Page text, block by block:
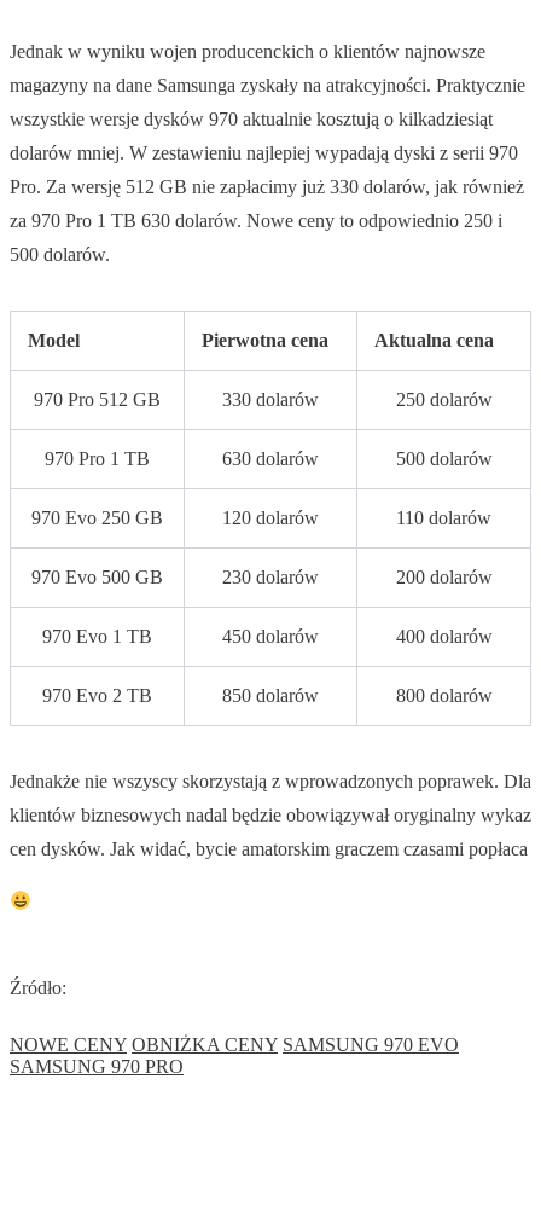
Jednak w wyniku wojen producenckich o klientów najnowsze
magazyny na dane Samsunga zyskały na atrakcyjności. Praktycznie
wszystkie wersje dysków 970 aktualnie kosztują o kilkadziesiąt
dolarów mniej. W zestawieniu najlepiej wypadają dyski z serii 970
Pro. Za wersję 512 GB nie zapłacimy już 330 dolarów, jak również
za 970 Pro 1 TB 630 dolarów. Nowe ceny to odpowiednio 250 i
500 dolarów.
Model Pierwotna cena Aktualna cena
970 Pro 512 GB 330 dolarów 250 dolarów
970 Pro 1 TB 630 dolarów 500 dolarów
970 Evo 250 GB 120 dolarów 110 dolarów
970 Evo 500 GB 230 dolarów 200 dolarów
970 Evo 1 TB 450 dolarów 400 dolarów
970 Evo 2 TB 850 dolarów 800 dolarów
Jednakże nie wszyscy skorzystają z wprowadzonych poprawek. Dla
klientów biznesowych nadal będzie obowiązywał oryginalny wykaz
cen dysków. Jak widać, bycie amatorskim graczem czasami popłaca
Źródło:
NOWE CENY OBNIŻKA CENY SAMSUNG 970 EVO
SAMSUNG 970 PRO